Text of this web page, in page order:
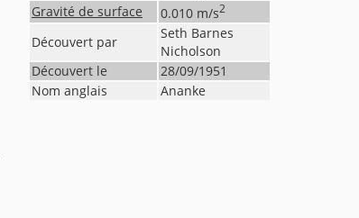
Gravité de surface 0.010 m/s2
Découvert par
Seth Barnes
Nicholson
Découvert le
28/09/1951
Nom anglais
Ananke